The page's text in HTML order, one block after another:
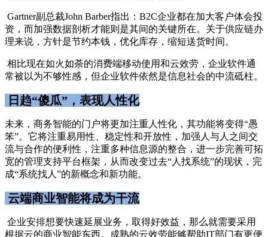
Gartner副总裁John Barber指出：B2C企业都在加大客户体会投
资，而加强数据剖析才能则是其间的关键所在。关于供应链办
理来说，方针是节约本钱，优化库存，缩短送货时间。
相比现在如火如荼的消费端移动使用和云效劳，企业软件通
常被以为不够性感，但企业软件依然是信息社会的中流砥柱。
日趋“傻瓜”，表现人性化
未来，商务智能的门户将更加注重人性化，其功能将变得“愚
笨”。它将注重易用性、稳定性和开放性，加强人与人之间交
流与合作的便利性，注重多种信息源的整合，进一步完善可拓
宽的管理支持平台框架，从而改变过去“人找系统”的现状，完
成“系统找人”的新概念和新功能。
云端商业智能将成为干流
企业安排想要快速延展业务，取得好效益，那么就需要采用
根据云的商业智能东西。成熟的云效劳能够帮助IT部门有更便